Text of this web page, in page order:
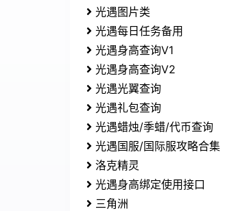
光遇图片类
光遇每日任务备用
光遇身高查询V1
光遇身高查询V2
光遇光翼查询
光遇礼包查询
光遇蜡烛/季蜡/代币查询
光遇国服/国际服攻略合集
洛克精灵
光遇身高绑定使用接口
三角洲